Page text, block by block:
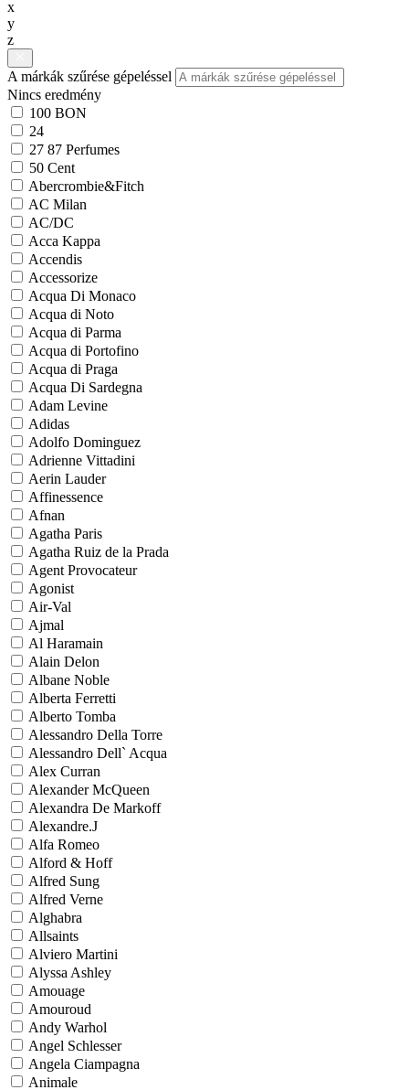
x
y
z
A márkák szűrése gépeléssel
Nincs eredmény
100 BON
24
27 87 Perfumes
50 Cent
Abercrombie&Fitch
AC Milan
AC/DC
Acca Kappa
Accendis
Accessorize
Acqua Di Monaco
Acqua di Noto
Acqua di Parma
Acqua di Portofino
Acqua di Praga
Acqua Di Sardegna
Adam Levine
Adidas
Adolfo Dominguez
Adrienne Vittadini
Aerin Lauder
Affinessence
Afnan
Agatha Paris
Agatha Ruiz de la Prada
Agent Provocateur
Agonist
Air-Val
Ajmal
Al Haramain
Alain Delon
Albane Noble
Alberta Ferretti
Alberto Tomba
Alessandro Della Torre
Alessandro Dell` Acqua
Alex Curran
Alexander McQueen
Alexandra De Markoff
Alexandre.J
Alfa Romeo
Alford & Hoff
Alfred Sung
Alfred Verne
Alghabra
Allsaints
Alviero Martini
Alyssa Ashley
Amouage
Amouroud
Andy Warhol
Angel Schlesser
Angela Ciampagna
Animale